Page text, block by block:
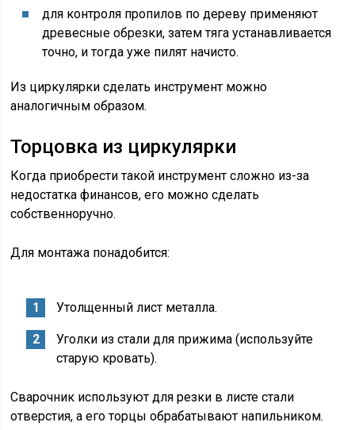
для контроля пропилов по дереву применяют
древесные обрезки, затем тяга устанавливается
точно, и тогда уже пилят начисто.
Из циркулярки сделать инструмент можно
аналогичным образом.
Торцовка из циркулярки
Когда приобрести такой инструмент сложно из-за
недостатка финансов, его можно сделать
собственноручно.
Для монтажа понадобится:
Утолщенный лист металла.
Уголки из стали для прижима (используйте
старую кровать).
Сварочник используют для резки в листе стали
отверстия, а его торцы обрабатывают напильником.